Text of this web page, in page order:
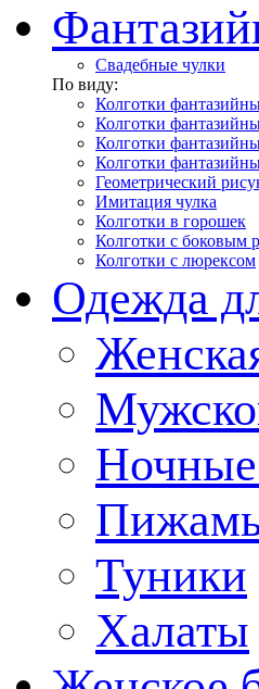
Свадебные чулки
По виду:
Колготки
Колготки
Колготки
Колготки
Геометрический
Имитация чулка
Колготки в горошек
Колготки с боковым
Колготки с люрексом
Одежда
Туники
Халаты